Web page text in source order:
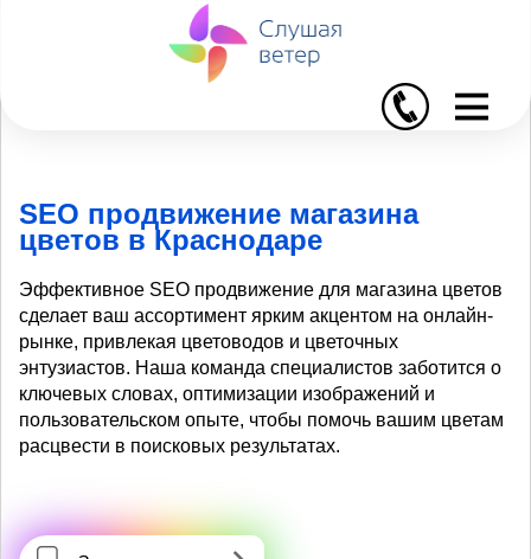
I
SEO продвижение магазина
цветов в Краснодаре
Эффективное SEO продвижение для магазина цветов
сделает ваш ассортимент ярким акцентом на онлайн-
рынке, привлекая цветоводов и цветочных
энтузиастов. Наша команда специалистов заботится о
ключевых словах, оптимизации изображений и
пользовательском опыте, чтобы помочь вашим цветам
расцвести в поисковых результатах.